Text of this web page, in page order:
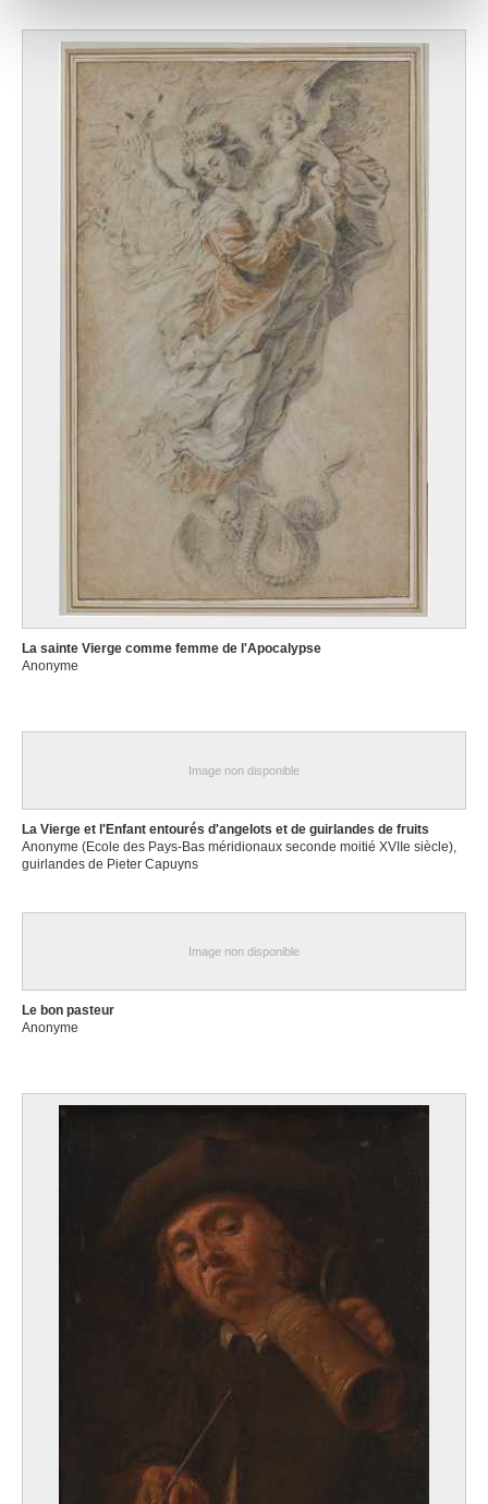
publicité et d'analyse, qui peuvent combiner celles-ci
avec d'autres informations que vous leur avez fournies
ou qu'ils ont collectées lors de votre utilisation de leurs
services.
La sainte Vierge comme femme de l'Apocalypse
Anonyme
Image non disponible
La Vierge et l'Enfant entourés d'angelots et de guirlandes de fruits
Anonyme (Ecole des Pays-Bas méridionaux seconde moitié XVIIe siècle),
guirlandes de Pieter Capuyns
Image non disponible
Le bon pasteur
Anonyme